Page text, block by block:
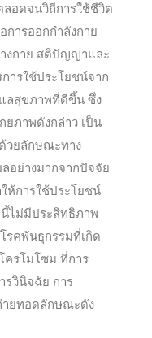
อดจนวิถีการใช้ชีวิต
การออกกำลังกาย
งกาย สติปัญญาและ
ารใช้ประโยชน์จาก
ลสุขภาพที่ดีขึ้น ซึ่ง
ภาพดังกล่าว เป็น
วยลักษณะทาง
อย่างมากจากปัจจัย
ห้การใช้ประโยชน์
ไม่มีประสิทธิภาพ
รคพันธุกรรมที่เกิด
ครโมโซม ที่การ
รวินิจฉัย การ
ายทอดลักษณะดัง